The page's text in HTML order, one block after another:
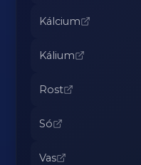
Kálcium
Kálium
Rost
Só
Vas